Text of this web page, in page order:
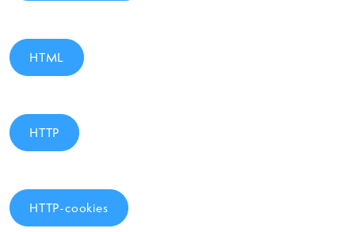
HTML
HTTP
HTTP-cookies